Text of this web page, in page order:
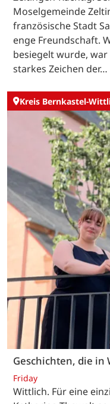
Moselgemeinde
französische Stadt
enge Freundschaft.
besiegelt wurde,
starkes Zeichen der…
Kreis Bernkastel-
Geschichten, die in
Friday
Wittlich. Für eine